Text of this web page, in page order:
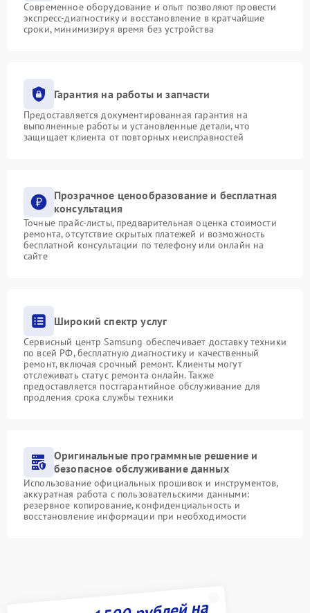
Современное оборудование и опыт позволяют провести
экспресс-диагностику и восстановление в кратчайшие
сроки, минимизируя время без устройства
Гарантия на работы и запчасти
Предоставляется документированная гарантия на
выполненные работы и установленные детали, что
защищает клиента от повторных неисправностей
Прозрачное ценообразование и бесплатная
консультация
Точные прайс-листы, предварительная оценка стоимости
ремонта, отсутствие скрытых платежей и возможность
бесплатной консультации по телефону или онлайн на
сайте
Широкий спектр услуг
Сервисный центр Samsung обеспечивает доставку техники
по всей РФ, бесплатную диагностику и качественный
ремонт, включая срочный ремонт. Клиенты могут
отслеживать статус ремонта онлайн. Также
предоставляется постгарантийное обслуживание для
продления срока службы техники
Оригинальные программные решение и
безопасное обслуживание данных
Использование официальных прошивок и инструментов,
аккуратная работа с пользовательскими данными:
резервное копирование, конфиденциальность и
восстановление информации при необходимости